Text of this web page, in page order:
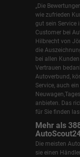
„Die
wie zufrieden
gut sein Service
Customer bei
Hilbrecht von
die
bei allen
Vertrauen
Autoverbund,
Service, auch
anbieten. Das
für Sie finden
Mehr als
Die meisten
sie einen